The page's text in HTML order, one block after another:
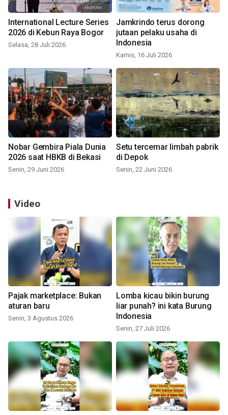
International Lecture Series
2026 di Kebun Raya Bogor
Selasa, 28 Juli 2026
Jamkrindo terus dorong
jutaan pelaku usaha di
Indonesia
Kamis, 16 Juli 2026
Nobar Gembira Piala Dunia
2026 saat HBKB di Bekasi
Senin, 29 Juni 2026
Setu tercemar limbah pabrik
di Depok
Senin, 22 Juni 2026
Video
Pajak marketplace: Bukan
aturan baru
Senin, 3 Agustus 2026
Lomba kicau bikin burung
liar punah? ini kata Burung
Indonesia
Senin, 27 Juli 2026